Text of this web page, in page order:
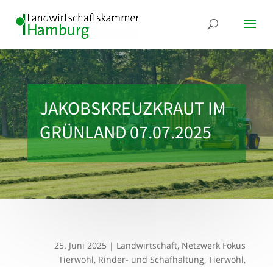
JAKOBSKREUZKRAUT IM
GRÜNLAND 07.07.2025
25. Juni 2025 | Landwirtschaft, Netzwerk Fokus
Tierwohl, Rinder- und Schafhaltung,Tierwohl,